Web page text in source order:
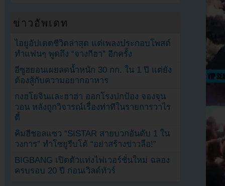
ข่าวอัพเดท
ไอยูอัปเดตชีวิตล่าสุด แต่เพลงประกอบโพสต์
ทำแฟนๆ พูดถึง “จางกีฮา” อีกครั้ง
อีซูฮยอนเผยลดน้ำหนัก 30 กก. ใน 1 ปี แต่ยัง
ต้องสู้กับความอยากอาหาร
กงฮโยจินและฮาฮ่า ออกโรงปกป้อง จองจุน
วอน หลังถูกวิจารณ์เรื่องท่าทีในรายการวาไร
ตี้
คิมฮีชอลแซว “SISTAR สายบวกอันดับ 1 ใน
วงการ” ทำโซยูรีบโต้ “อย่าสร้างข่าวลือ!”
BIGBANG เปิดตัวแท่งไฟเวอร์ชั่นใหม่ ฉลอง
ครบรอบ 20 ปี ก่อนเวิลด์ทัวร์